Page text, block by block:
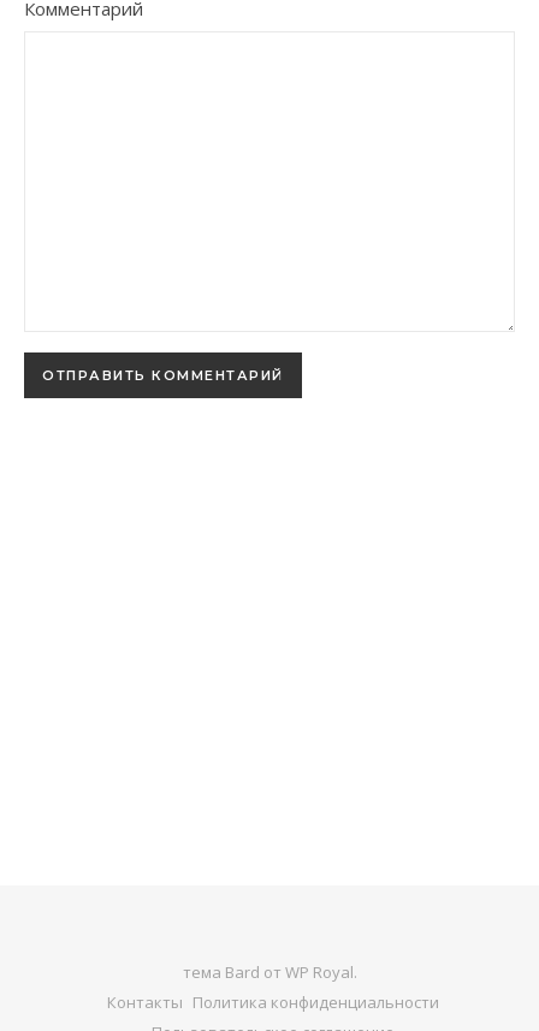
Комментарий
тема Bard от WP Royal.
Контакты Политика конфиденциальности